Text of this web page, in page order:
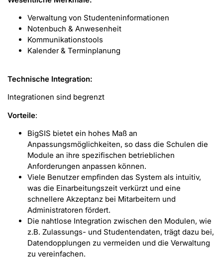
Verwaltung von Studenteninformationen
Notenbuch & Anwesenheit
Kommunikationstools
Kalender & Terminplanung
Technische Integration:
Integrationen sind begrenzt
Vorteile:
BigSIS bietet ein hohes Maß an
Anpassungsmöglichkeiten, so dass die Schulen die
Module an ihre spezifischen betrieblichen
Anforderungen anpassen können.
Viele Benutzer empfinden das System als intuitiv,
was die Einarbeitungszeit verkürzt und eine
schnellere Akzeptanz bei Mitarbeitern und
Administratoren fördert.
Die nahtlose Integration zwischen den Modulen, wie
z.B. Zulassungs- und Studentendaten, trägt dazu bei,
Datendopplungen zu vermeiden und die Verwaltung
zu vereinfachen.